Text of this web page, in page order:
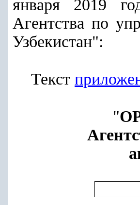
января 2019
Агентства по
Узбекистан":
Текст
"